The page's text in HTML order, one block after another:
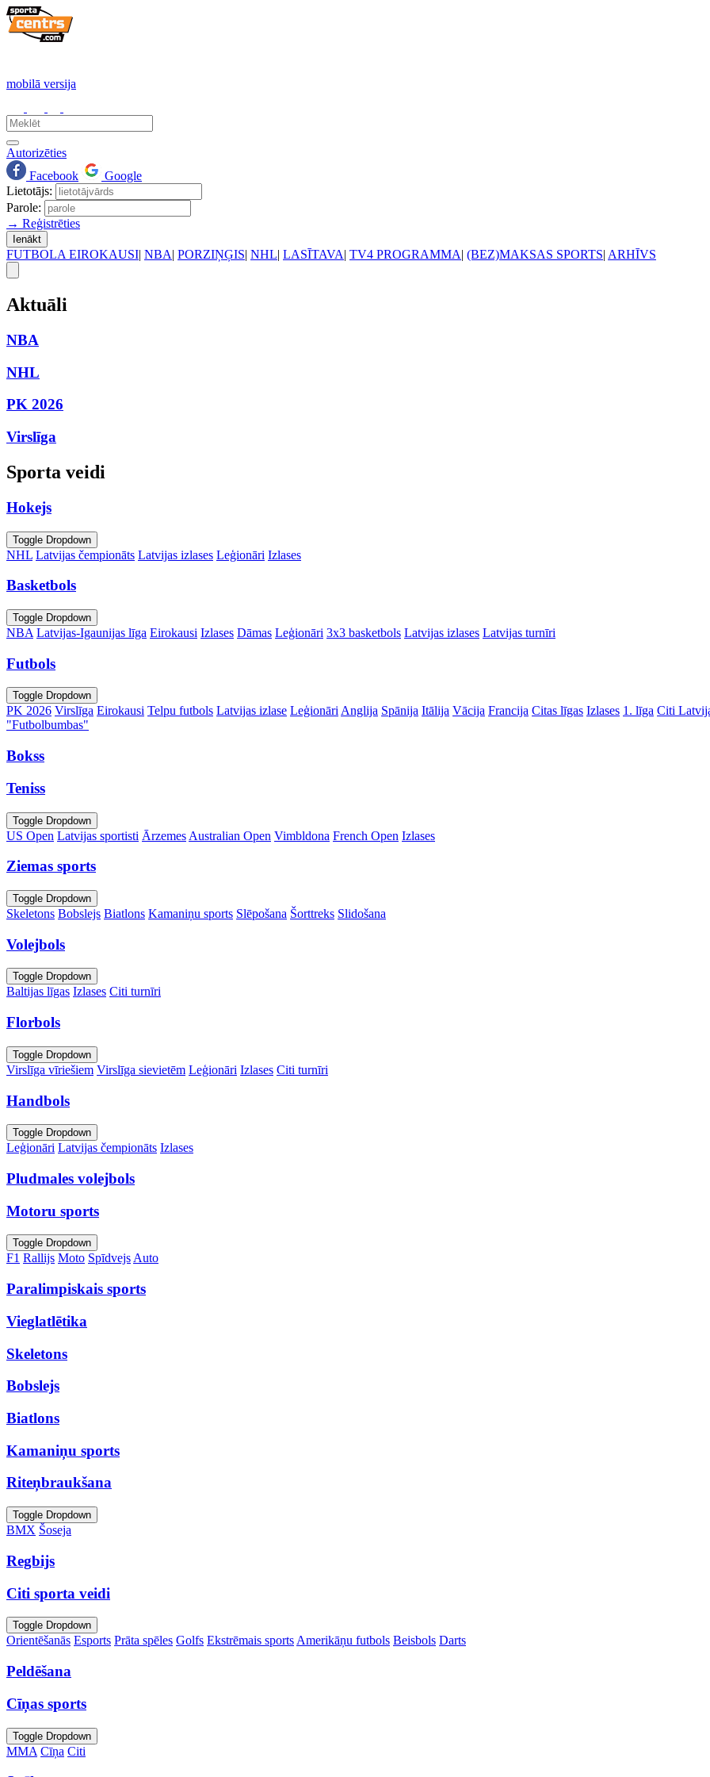
mobilā versija
Autorizēties
Facebook
Google
Lietotājs:
Parole:
→ Reģistrēties
Ienākt
FUTBOLA EIROKAUSI| NBA| PORZIŅĢIS| NHL| LASĪTAVA| TV4 PROGRAMMA| (BEZ)MAKSAS SPORTS| ARHĪVS
Aktuāli
NBA
NHL
PK 2026
Virslīga
Sporta veidi
Hokejs
Toggle Dropdown
NHL Latvijas čempionāts Latvijas izlases Leģionāri Izlases
Basketbols
Toggle Dropdown
NBA Latvijas-Igaunijas līga Eirokausi Izlases Dāmas Leģionāri 3x3 basketbols Latvijas izlases Latvijas turnīri
Futbols
Toggle Dropdown
PK 2026 Virslīga Eirokausi Telpu futbols Latvijas izlase Leģionāri Anglija Spānija Itālija Vācija Francija Citas līgas Izlases 1. līga Citi
"Futbolbumbas"
Bokss
Teniss
Toggle Dropdown
US Open Latvijas sportisti Ārzemes Australian Open Vimbldona French Open Izlases
Ziemas sports
Toggle Dropdown
Skeletons Bobslejs Biatlons Kamaniņu sports Slēpošana Šorttreks Slidošana
Volejbols
Toggle Dropdown
Baltijas līgas Izlases Citi turnīri
Florbols
Toggle Dropdown
Virslīga vīriešiem Virslīga sievietēm Leģionāri Izlases Citi turnīri
Handbols
Toggle Dropdown
Leģionāri Latvijas čempionāts Izlases
Pludmales volejbols
Motoru sports
Toggle Dropdown
F1 Rallijs Moto SpīdvejsAuto
Paralimpiskais sports
Vieglatlētika
Skeletons
Bobslejs
Biatlons
Kamaniņu sports
Riteņbraukšana
Toggle Dropdown
BMX Šoseja
Regbijs
Citi sporta veidi
Toggle Dropdown
Orientēšanās Esports Prāta spēles Golfs Ekstrēmais sports Amerikāņu futbols Beisbols Darts
Peldēšana
Cīņas sports
Toggle Dropdown
MMA Cīņa Citi